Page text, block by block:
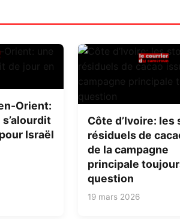
Orient:
Israël
Côte d’Ivoire: les
résiduels de
de la campagne
principale
question
19 mars 2026